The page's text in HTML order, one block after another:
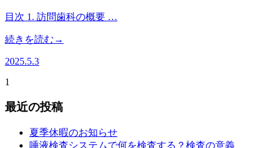
目次 1. 訪問歯科の概要 …
続きを読む→
2025.5.3
1
最近の投稿
夏季休暇のお知らせ
唾液検査システムで何を検査する？検査の意義